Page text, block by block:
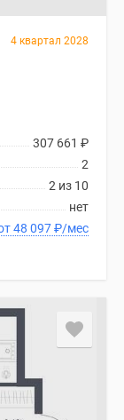
4 квартал 2028
307 661 ₽
2
2 из 10
нет
В ипотеку от 48 097₽/мес